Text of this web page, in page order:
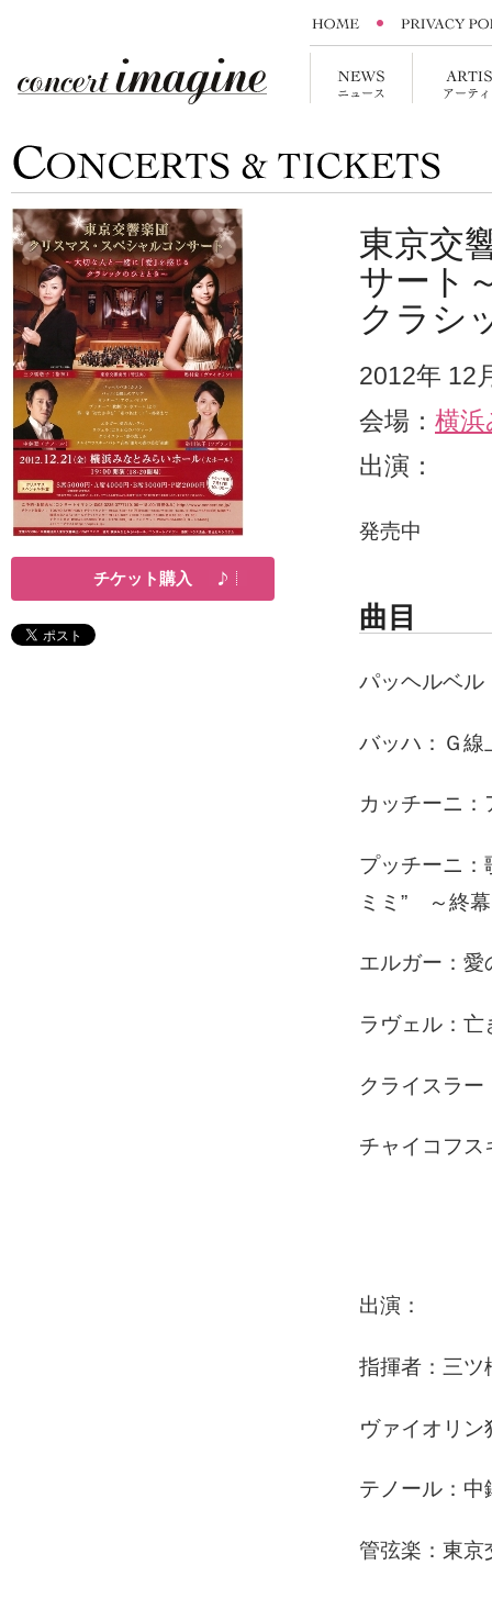
チケット購入
東京交
サート
クラシ
2012年 12
会場： 横
出演：
発売中
曲目
パッヘルベル
バッハ：Ｇ線
カッチーニ
プッチーニ
ミミ” ～終
エルガー：愛
ラヴェル：
クライスラ
チャイコフス
出演：
指揮者：三ツ
ヴァイオリ
テノール：
管弦楽：東京